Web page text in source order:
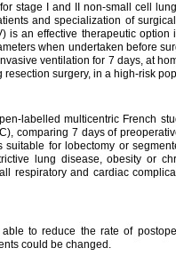
stage I and II non-small cell
and specialization of
is an effective therapeutic
when undertaken before
ventilation for 7 days, at
surgery, in a high-risk
labelled multicentric French
comparing 7 days of
suitable for lobectomy or
lung disease, obesity or
respiratory and cardiac
to reduce the rate of
could be changed.